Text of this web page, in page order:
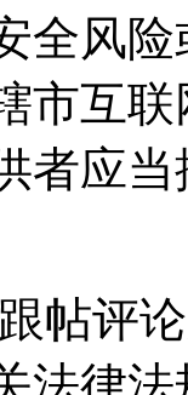
全风
市互
者应
帖评
法律